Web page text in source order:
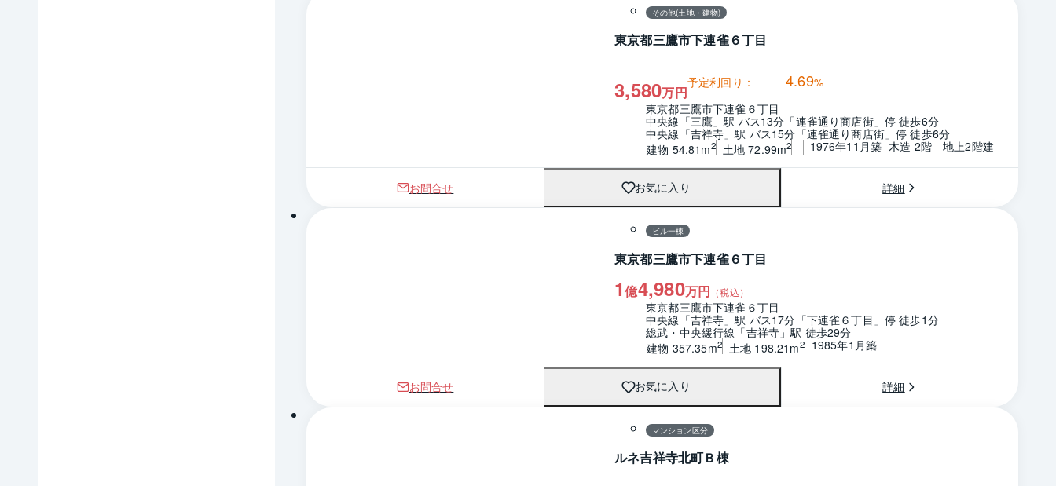
その他(土地・建物)
東京都三鷹市下連雀６丁目
3,580万円
予定利回り： 4.69%
東京都三鷹市下連雀６丁目
中央線「三鷹」駅 バス13分「連雀通り商店街」停 徒歩6分
中央線「吉祥寺」駅 バス15分「連雀通り商店街」停 徒歩6分
建物 54.81m2 土地 72.99m2 - 1976年11月築 木造 2階　地上2階建
お問合せ お気に入り 詳細
ビル一棟
東京都三鷹市下連雀６丁目
1億4,980万円 （税込）
東京都三鷹市下連雀６丁目
中央線「吉祥寺」駅 バス17分「下連雀６丁目」停 徒歩1分
総武・中央緩行線「吉祥寺」駅 徒歩29分
建物 357.35m2 土地 198.21m2 1985年1月築
お問合せ お気に入り 詳細
マンション区分
ルネ吉祥寺北町Ｂ棟